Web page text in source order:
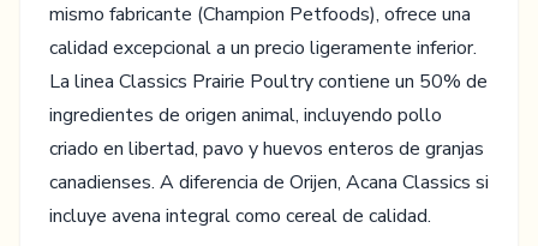
mismo fabricante (Champion Petfoods), ofrece una
calidad excepcional a un precio ligeramente inferior.
La linea Classics Prairie Poultry contiene un 50% de
ingredientes de origen animal, incluyendo pollo
criado en libertad, pavo y huevos enteros de granjas
canadienses. A diferencia de Orijen, Acana Classics si
incluye avena integral como cereal de calidad.